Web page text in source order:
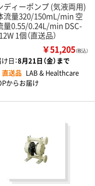
ディーポンプ (気液両用)
流量320/150mL/min 空
量0.55/0.24L/min DSC-
1個（直送品）
￥51,205（税込）
日：8月21日（金）まで
直送品 LAB & Healthcare
からお届け